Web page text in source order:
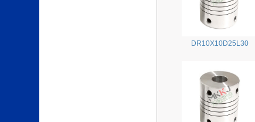
DR10X10D25L30